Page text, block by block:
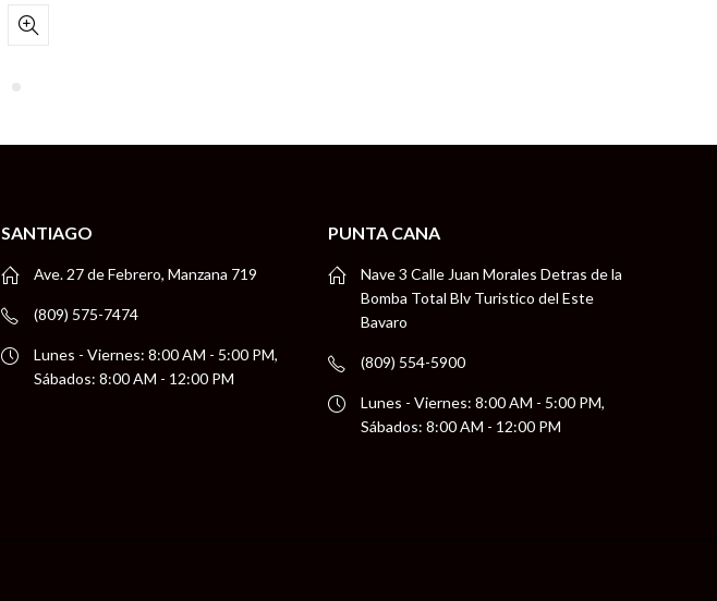
SANTIAGO
Ave. 27 de Febrero, Manzana 719
(809) 575-7474
Lunes - Viernes: 8:00 AM - 5:00 PM,
Sábados: 8:00 AM - 12:00 PM
PUNTA CANA
Nave 3 Calle Juan Morales Detras de la
Bomba Total Blv Turistico del Este
Bavaro
(809) 554-5900
Lunes - Viernes: 8:00 AM - 5:00 PM,
Sábados: 8:00 AM - 12:00 PM